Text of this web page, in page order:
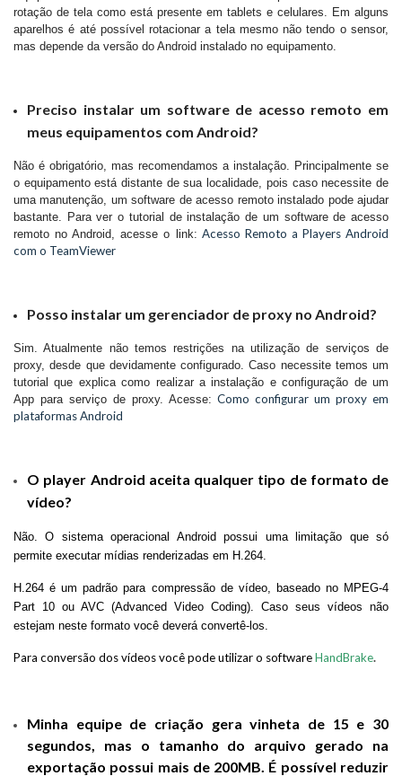
rotação de tela como está presente em tablets e celulares. Em alguns
aparelhos é até possível rotacionar a tela mesmo não tendo o sensor,
mas depende da versão do Android instalado no equipamento.
Preciso instalar um software de acesso remoto em
meus equipamentos com Android?
Não é obrigatório, mas recomendamos a instalação. Principalmente se
o equipamento está distante de sua localidade, pois caso necessite de
uma manutenção, um software de acesso remoto instalado pode ajudar
bastante. Para ver o tutorial de instalação de um software de acesso
remoto no Android, acesse o link: Acesso Remoto a Players Android
com o TeamViewer
Posso instalar um gerenciador de proxy no Android?
Sim. Atualmente não temos restrições na utilização de serviços de
proxy, desde que devidamente configurado. Caso necessite temos um
tutorial que explica como realizar a instalação e configuração de um
App para serviço de proxy. Acesse:Como configurar um proxy em
plataformas Android
O player Android aceita qualquer tipo de formato de
vídeo?
Não. O sistema operacional Android possui uma limitação que só
permite executar mídias renderizadas em H.264.
H.264 é um padrão para compressão de vídeo, baseado no MPEG-4
Part 10 ou AVC (Advanced Video Coding). Caso seus vídeos não
estejam neste formato você deverá convertê-los.
Para conversão dos vídeos você pode utilizar o softwareHandBrake.
Minha equipe de criação gera vinheta de 15 e 30
segundos, mas o tamanho do arquivo gerado na
exportação possui mais de 200MB. É possível reduzir